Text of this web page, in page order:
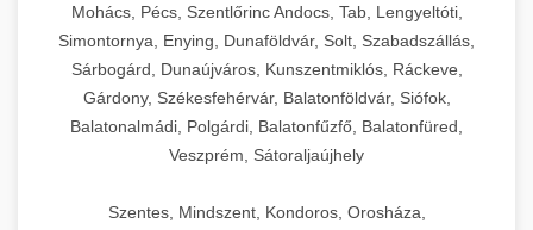
Mohács, Pécs, Szentlőrinc Andocs, Tab, Lengyeltóti,
Simontornya, Enying, Dunaföldvár, Solt, Szabadszállás,
Sárbogárd, Dunaújváros, Kunszentmiklós, Ráckeve,
Gárdony, Székesfehérvár, Balatonföldvár, Siófok,
Balatonalmádi, Polgárdi, Balatonfűzfő, Balatonfüred,
Veszprém, Sátoraljaújhely
Szentes, Mindszent, Kondoros, Orosháza,